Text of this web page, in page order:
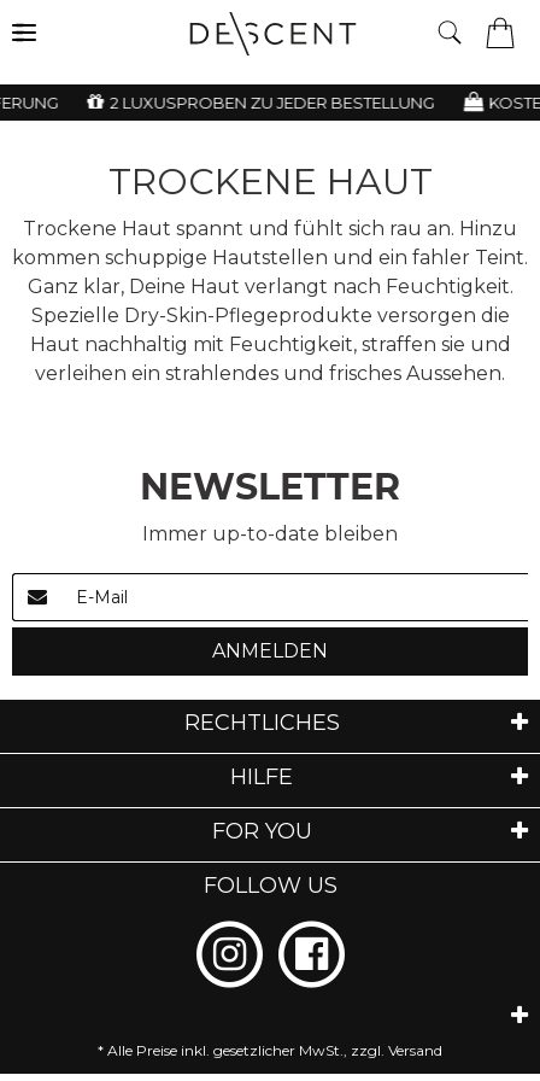
2 LUXUSPROBEN ZU JEDER BESTELLUNG
TROCKENE HAUT
Trockene Haut spannt und fühlt sich rau an. Hinzu
kommen schuppige Hautstellen und ein fahler Teint.
Ganz klar, Deine Haut verlangt nach Feuchtigkeit.
Spezielle Dry-Skin-Pflegeprodukte versorgen die
Haut nachhaltig mit Feuchtigkeit, straffen sie und
verleihen ein strahlendes und frisches Aussehen.
NEWSLETTER
Immer up-to-date bleiben
ANMELDEN
RECHTLICHES
HILFE
FOR YOU
FOLLOW US
* Alle Preise inkl. gesetzlicher MwSt., zzgl. Versand